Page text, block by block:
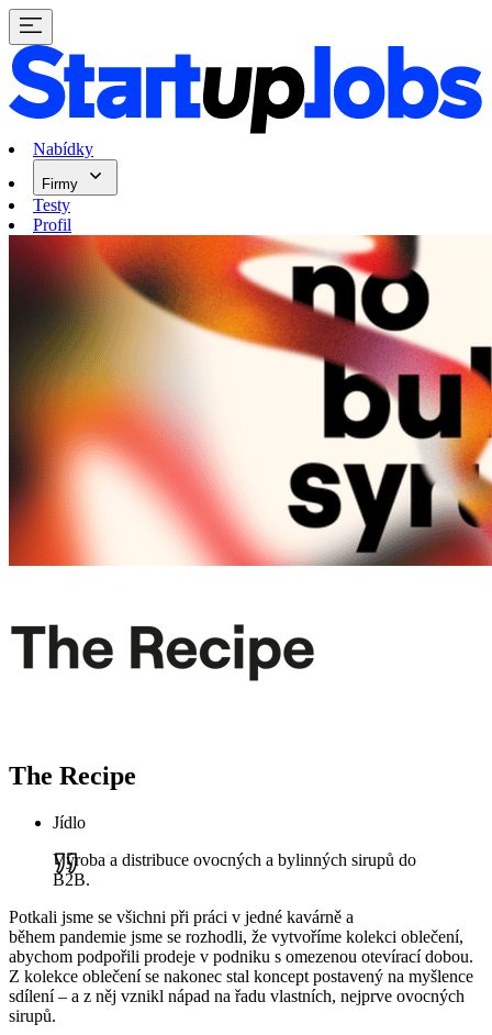
Nabídky
Firmy
Testy
Profil
The Recipe
Jídlo
Výroba a distribuce ovocných a bylinných sirupů do
B2B.
Potkali jsme se všichni při práci v jedné kavárně a
během pandemie jsme se rozhodli, že vytvoříme kolekci oblečení,
abychom podpořili prodeje v podniku s omezenou otevírací dobou.
Z kolekce oblečení se nakonec stal koncept postavený na myšlence
sdílení – a z něj vznikl nápad na řadu vlastních, nejprve ovocných
sirupů.